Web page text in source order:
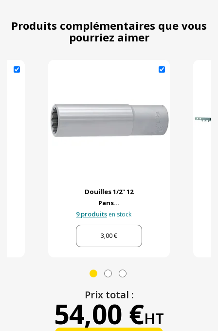
Produits complémentaires que vous
pourriez aimer
Douilles 1/2" 12
Pans...
9 produits en stock
3,00 €
Prix total :
54,00 €HT